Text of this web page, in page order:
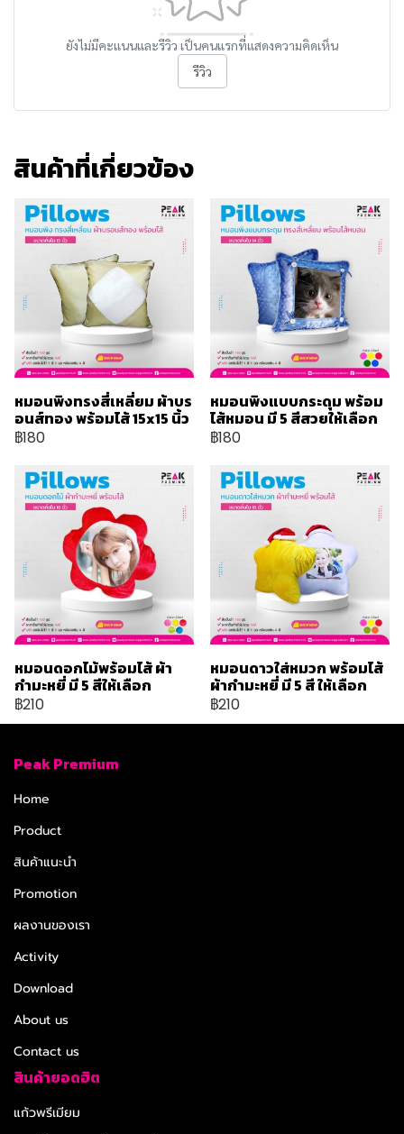
ยังไม่มีคะแนนและรีวิว เป็นคนแรกที่แสดงความคิดเห็น
รีวิว
สินค้าที่เกี่ยวข้อง
หมอนพิงทรงสี่เหลี่ยม ผ้าบร
อนส์ทอง พร้อมไส้ 15x15 นิ้ว
฿180
หมอนพิงแบบกระดุม พร้อม
ไส้หมอน มี 5 สีสวยให้เลือก
฿180
หมอนดอกไม้พร้อมไส้ ผ้า
กำมะหยี่ มี 5 สีให้เลือก
฿210
หมอนดาวใส่หมวก พร้อมไส้
ผ้ากำมะหยี่ มี 5 สี ให้เลือก
฿210
Peak Premium
Home
Product
สินค้าแนะนำ
Promotion
ผลงานของเรา
Activity
Download
About us
Contact us
สินค้ายอดฮิต
แก้วพรีเมียม